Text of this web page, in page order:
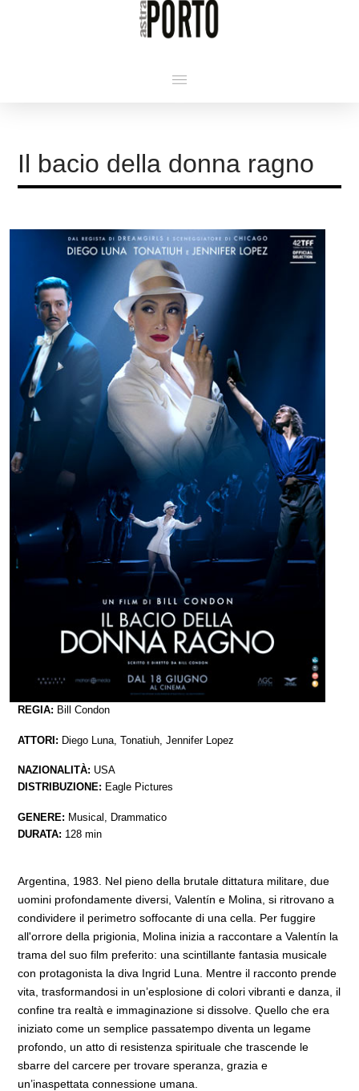
Il bacio della donna ragno
REGIA: Bill Condon
ATTORI: Diego Luna, Tonatiuh, Jennifer Lopez
NAZIONALITÀ: USA
DISTRIBUZIONE: Eagle Pictures
GENERE: Musical, Drammatico
DURATA: 128 min
Argentina, 1983. Nel pieno della brutale dittatura militare, due
uomini profondamente diversi, Valentín e Molina, si ritrovano a
condividere il perimetro soffocante di una cella. Per fuggire
all'orrore della prigionia, Molina inizia a raccontare a Valentín la
trama del suo film preferito: una scintillante fantasia musicale
con protagonista la diva Ingrid Luna. Mentre il racconto prende
vita, trasformandosi in un’esplosione di colori vibranti e danza, il
confine tra realtà e immaginazione si dissolve. Quello che era
iniziato come un semplice passatempo diventa un legame
profondo, un atto di resistenza spirituale che trascende le
sbarre del carcere per trovare speranza, grazia e
un’inaspettata connessione umana.